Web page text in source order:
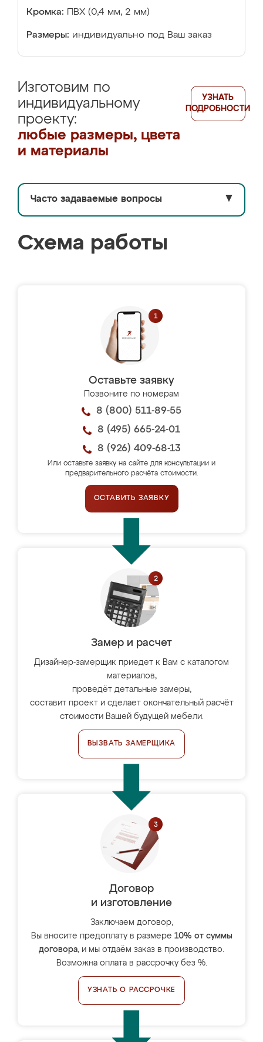
Кромка: ПВХ (0,4 мм, 2 мм)
Размеры: индивидуально под Ваш заказ
Изготовим по
индивидуальному
проекту:
любые размеры, цвета
и материалы
УЗНАТЬ
ПОДРОБНОСТИ
Часто задаваемые вопросы ▼
Схема работы
Оставьте заявку
Позвоните по номерам
8 (800) 511-89-55
8 (495) 665-24-01
8 (926) 409-68-13
Или оставьте заявку на сайте для консультации и
предварительного расчёта стоимости.
ОСТАВИТЬ ЗАЯВКУ
Замер и расчет
Дизайнер-замерщик приедет к Вам с каталогом
материалов,
проведёт детальные замеры,
составит проект и сделает окончательный расчёт
стоимости Вашей будущей мебели.
ВЫЗВАТЬ ЗАМЕРЩИКА
Договор
и изготовление
Заключаем договор,
Вы вносите предоплату в размере 10% от суммы
договора, и мы отдаём заказ в производство.
Возможна оплата в рассрочку без %.
УЗНАТЬ О РАССРОЧКЕ